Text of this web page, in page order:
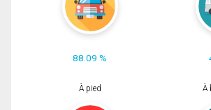
88.09 %
À pied À